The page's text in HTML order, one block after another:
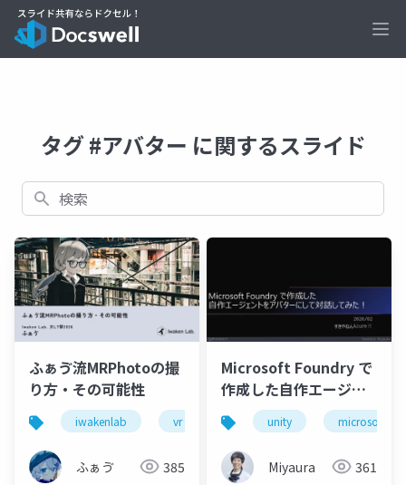
タグ #アバター に関するスライド
検索
ふぁゔ流MRPhotoの撮
り方・その可能性
iwakenlab vr アバター
ふぁゔ 385
Microsoft Foundry で
作成した自作エージェ
ントをアバターにして
対話してみた！
unity
Miyaura 361